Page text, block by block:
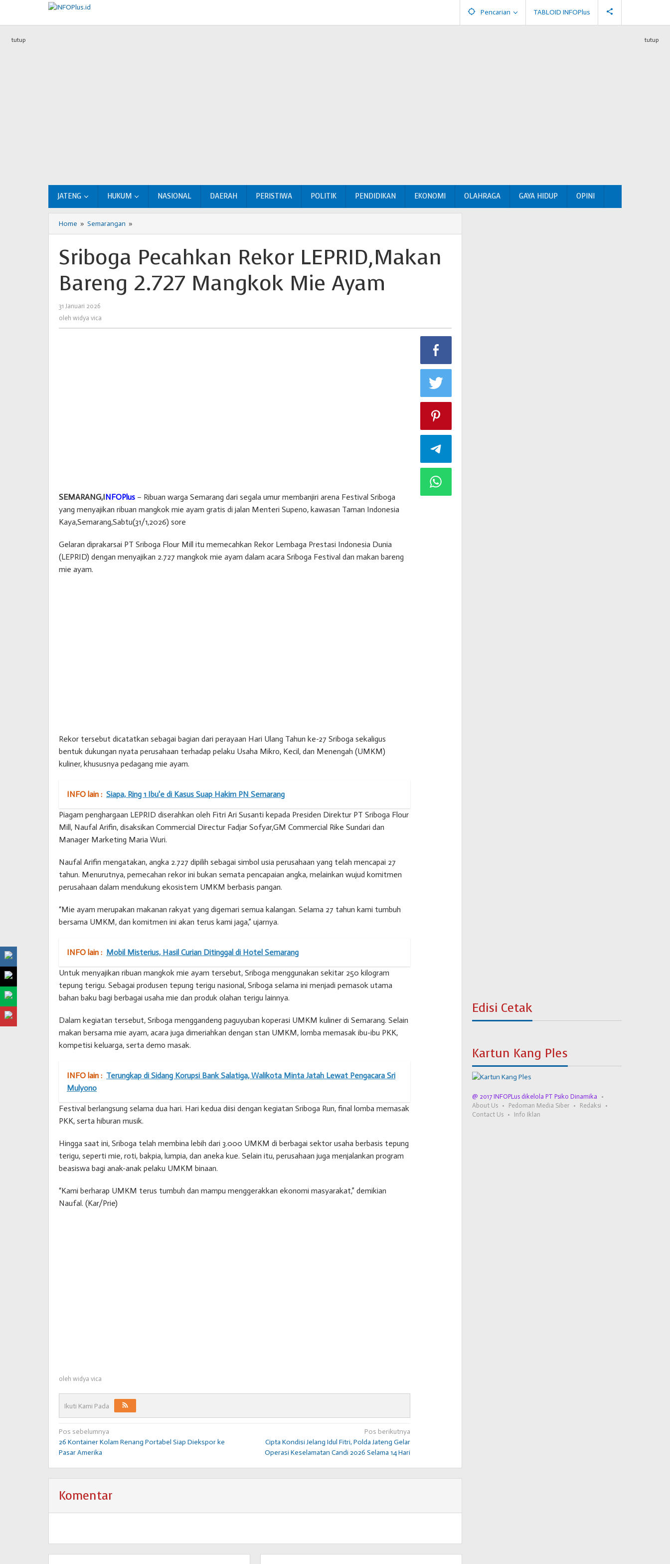
konten
Pencarian TABLOID INFOPlus
JATENG HUKUM NASIONAL DAERAH PERISTIWA POLITIK PENDIDIKAN EKONOMI OLAHRAGA GAYA HIDUP OPINI
tutup tutup
Home » Semarangan »
Pecahkan
LEPRID,Makan
Bareng
2.727
Mangkok
Sriboga Pecahkan Rekor LEPRID,Makan
Bareng 2.727 Mangkok Mie Ayam
31 Januari 2026
oleh widya vica
SEMARANG,INFOPlus – Ribuan warga Semarang dari segala umur membanjiri arena Festival Sriboga
yang menyajikan ribuan mangkok mie ayam gratis di jalan Menteri Supeno, kawasan Taman Indonesia
Kaya,Semarang,Sabtu(31/1,2026) sore
Gelaran diprakarsai PT Sriboga Flour Mill itu memecahkan Rekor Lembaga Prestasi Indonesia Dunia
(LEPRID) dengan menyajikan 2.727 mangkok mie ayam dalam acara Sriboga Festival dan makan bareng
mie ayam.
Rekor tersebut dicatatkan sebagai bagian dari perayaan Hari Ulang Tahun ke-27 Sriboga sekaligus
bentuk dukungan nyata perusahaan terhadap pelaku Usaha Mikro, Kecil, dan Menengah (UMKM)
kuliner, khususnya pedagang mie ayam.
INFO lain : Siapa, Ring 1 Ibu'e di Kasus Suap Hakim PN Semarang
Piagam penghargaan LEPRID diserahkan oleh Fitri Ari Susanti kepada Presiden Direktur PT Sriboga Flour
Mill, Naufal Arifin, disaksikan Commercial Directur Fadjar Sofyar,GM Commercial Rike Sundari dan
Manager Marketing Maria Wuri.
Naufal Arifin mengatakan, angka 2.727 dipilih sebagai simbol usia perusahaan yang telah mencapai 27
tahun. Menurutnya, pemecahan rekor ini bukan semata pencapaian angka, melainkan wujud komitmen
perusahaan dalam mendukung ekosistem UMKM berbasis pangan.
“Mie ayam merupakan makanan rakyat yang digemari semua kalangan. Selama 27 tahun kami tumbuh
bersama UMKM, dan komitmen ini akan terus kami jaga,” ujarnya.
INFO lain : Mobil Misterius, Hasil Curian Ditinggal di Hotel Semarang
Untuk menyajikan ribuan mangkok mie ayam tersebut, Sriboga menggunakan sekitar 250 kilogram
tepung terigu. Sebagai produsen tepung terigu nasional, Sriboga selama ini menjadi pemasok utama
bahan baku bagi berbagai usaha mie dan produk olahan terigu lainnya.
Dalam kegiatan tersebut, Sriboga menggandeng paguyuban koperasi UMKM kuliner di Semarang. Selain
makan bersama mie ayam, acara juga dimeriahkan dengan stan UMKM, lomba memasak ibu-ibu PKK,
kompetisi keluarga, serta demo masak.
INFO lain : Terungkap di Sidang Korupsi Bank Salatiga, Walikota Minta Jatah Lewat Pengacara Sri
Mulyono
Festival berlangsung selama dua hari. Hari kedua diisi dengan kegiatan Sriboga Run, final lomba memasak
PKK, serta hiburan musik.
Hingga saat ini, Sriboga telah membina lebih dari 3.000 UMKM di berbagai sektor usaha berbasis tepung
terigu, seperti mie, roti, bakpia, lumpia, dan aneka kue. Selain itu, perusahaan juga menjalankan program
beasiswa bagi anak-anak pelaku UMKM binaan.
“Kami berharap UMKM terus tumbuh dan mampu menggerakkan ekonomi masyarakat,” demikian
Naufal. (Kar/Prie)
oleh widya vica
Ikuti Kami Pada
Navigasi
pos
Pos sebelumnya
26 Kontainer Kolam Renang Portabel Siap Diekspor ke
Pasar Amerika
Pos berikutnya
Cipta Kondisi Jelang Idul Fitri, Polda Jateng Gelar
Operasi Keselamatan Candi 2026 Selama 14 Hari
Komentar
Edisi Cetak
Kartun Kang Ples
@ 2017 INFOPLus dikelola PT Psiko Dinamika
About Us
Pedoman Media Siber
Redaksi
Contact Us
Info Iklan